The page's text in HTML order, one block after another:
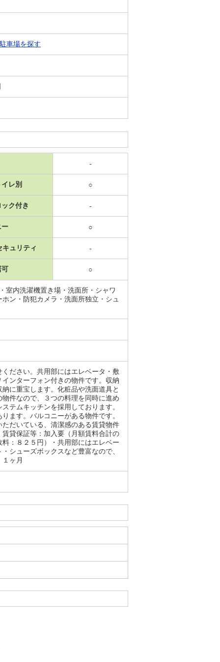
車場を探す
-
レ別 ○
ク付き -
ー ○
キュリティ -
可 ○
室内洗濯機置き場・洗面所・シャワ
ン・防犯カメラ・洗面所独立・シュ
ださい。共用部にはエレベータ・敷
ンターフォン付きの物件です。収納
に重宝します。化粧品や洗面道具と
件なので、３つの料理を同時に進め
テムキッチンを採用しております。
ます。バルコニーがある物件です。
だいている、清潔感のある賃貸物件
貸保証等：加入要（月額賃料合計の
：８２５円）・共用部にはエレベー
シューズボックスなど豊富なので、
ヶ月